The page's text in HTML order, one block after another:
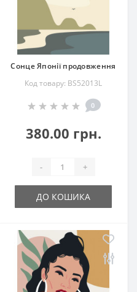
Сонце Японії продовження
Код товару: BS52013L
0
380.00 грн.
- +
ДО КОШИКА